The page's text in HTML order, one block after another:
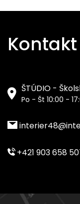
Kontakt
ŠTÚDIO -
Po - Št 10:00 -
+421 903 658